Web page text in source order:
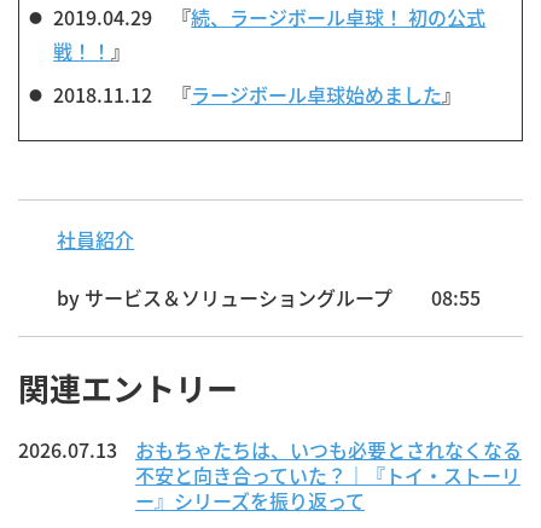
2019.04.29 『続、ラージボール卓球！ 初の公式
戦！！ 』
2018.11.12 『ラージボール卓球始めました』
社員紹介
by サービス＆ソリューショングループ 08:55
関連エントリー
2026.07.13
おもちゃたちは、いつも必要とされなくなる
不安と向き合っていた？｜『トイ・ストーリ
ー』シリーズを振り返って